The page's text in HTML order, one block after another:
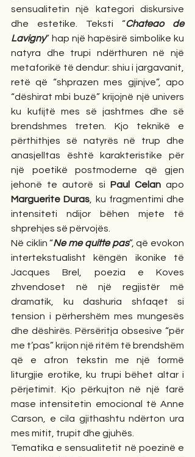
sensualitetin një kategori diskursive
dhe estetike. Teksti “Chateao de
Lavigny” hap një hapësirë simbolike ku
natyra dhe trupi ndërthuren në një
metaforikë të dendur: shiu i jargavanit,
retë që “shprazen mes gjinjve”, apo
“dëshirat mbi buzë” krijojnë një univers
ku kufijtë mes së jashtmes dhe së
brendshmes treten. Kjo teknikë e
përthithjes së natyrës në trup dhe
anasjelltas është karakteristike për
një poetikë postmoderne që gjen
jehonë te autorë si Paul Celan
Marguerite Duras , ku fragmentimi dhe
intensiteti ndijor bëhen mjete të
shprehjes së përvojës.
Në ciklin “Ne me quitte pas”, që evokon
intertekstualisht këngën ikonike të
Jacques Brel, poezia e Koves
zhvendoset në një regjistër më
dramatik, ku dashuria shfaqet si
tension i përhershëm mes mungesës
dhe dëshirës. Përsëritja obsesive “për
me t’pas” krijon një ritëm të brendshëm
që e afron tekstin me një formë
liturgjie erotike, ku trupi bëhet altar i
përjetimit. Kjo përkujton në një farë
mase intensitetin emocional të Anne
Carson, e cila gjithashtu ndërton ura
mes mitit, trupit dhe gjuhës.
Tematika e sensualitetit në poezinë e